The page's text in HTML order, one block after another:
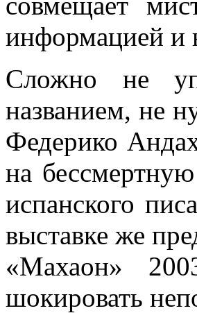
информацией и
Сложно не
названием, не
Федерико
на
испанского
выставке же
«Махаон»
шокировать